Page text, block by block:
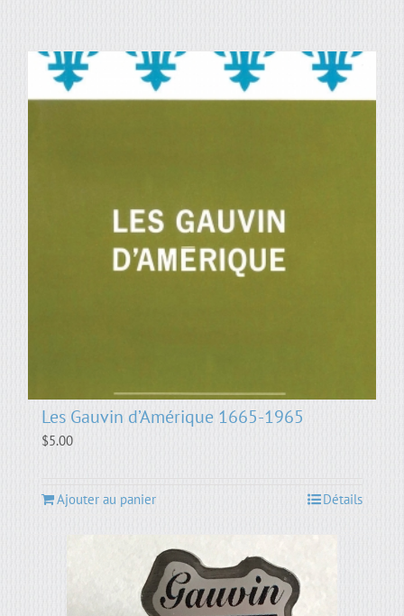
Les Gauvin d’Amérique 1665-1965
$5.00
Ajouter au panier Détails